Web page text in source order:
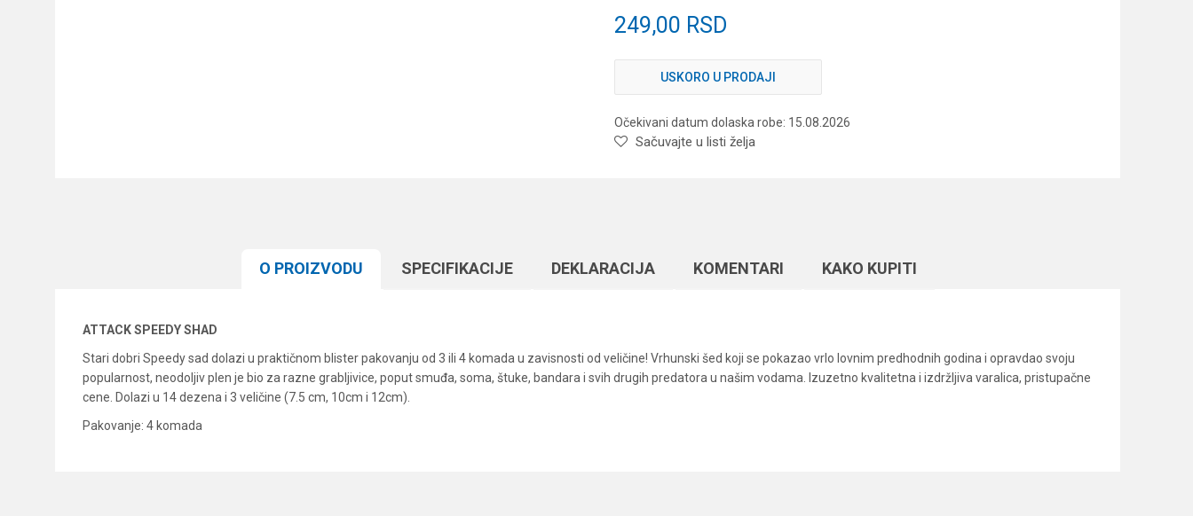
249,00 RSD
USKORO U PRODAJI
Očekivani datum dolaska robe: 15.08.2026
Sačuvajte u listi želja
O PROIZVODU SPECIFIKACIJЕ DEKLARACIJA KOMENTARI KAKO KUPITI
ATTACK SPEEDY SHAD
Stari dobri Speedy sad dolazi u praktičnom blister pakovanju od 3 ili 4 komada u zavisnosti od veličine! Vrhunski šed koji se pokazao vrlo lovnim predhodnih godina i opravdao svoju
popularnost, neodoljiv plen je bio za razne grabljivice, poput smuđa, soma, štuke, bandara i svih drugih predatora u našim vodama. Izuzetno kvalitetna i izdržljiva varalica, pristupačne
cene. Dolazi u 14 dezena i 3 veličine (7.5 cm, 10cm i 12cm).
Pakovanje: 4 komada